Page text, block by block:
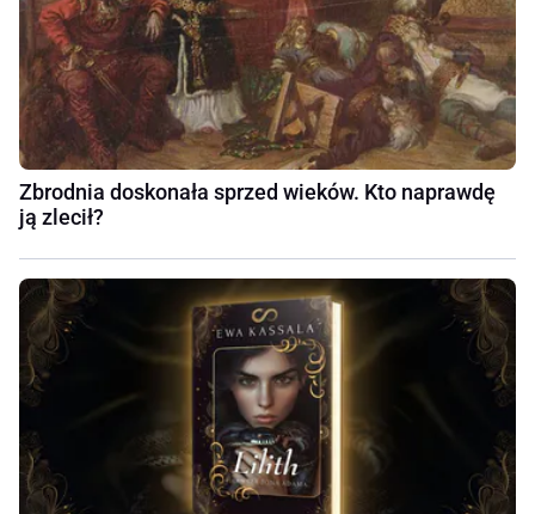
Zbrodnia doskonała sprzed wieków. Kto naprawdę
ją zlecił?